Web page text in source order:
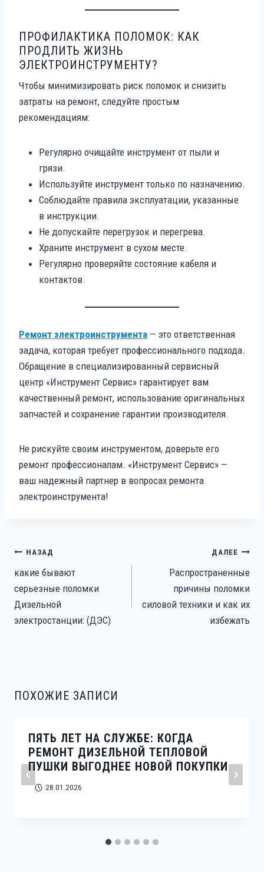
ПРОФИЛАКТИКА ПОЛОМОК: КАК
ПРОДЛИТЬ ЖИЗНЬ
ЭЛЕКТРОИНСТРУМЕНТУ?
Чтобы минимизировать риск поломок и снизить
затраты на ремонт, следуйте простым
рекомендациям:
Регулярно очищайте инструмент от пыли и
грязи.
Используйте инструмент только по назначению.
Соблюдайте правила эксплуатации, указанные
в инструкции.
Не допускайте перегрузок и перегрева.
Храните инструмент в сухом месте.
Регулярно проверяйте состояние кабеля и
контактов.
Ремонт электроинструмента — это ответственная
задача, которая требует профессионального подхода.
Обращение в специализированный сервисный
центр «Инструмент Сервис» гарантирует вам
качественный ремонт, использование оригинальных
запчастей и сохранение гарантии производителя.
Не рискуйте своим инструментом, доверьте его
ремонт профессионалам. «Инструмент Сервис» —
ваш надежный партнер в вопросах ремонта
электроинструмента!
НАВИГАЦИЯ
ЗАПИСЯМ
НАЗАД
какие бывают
серьезные поломки
Дизельной
электростанции: (ДЭС)
ДАЛЕЕ
Распространенные
причины поломки
силовой техники и как их
избежать
ПОХОЖИЕ ЗАПИСИ
ПЯТЬ ЛЕТ НА СЛУЖБЕ: КОГДА
РЕМОНТ ДИЗЕЛЬНОЙ ТЕПЛОВОЙ
ПУШКИ ВЫГОДНЕЕ НОВОЙ ПОКУПКИ
28.01.2026